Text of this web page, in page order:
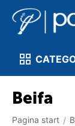
Beifa
Pagina start /